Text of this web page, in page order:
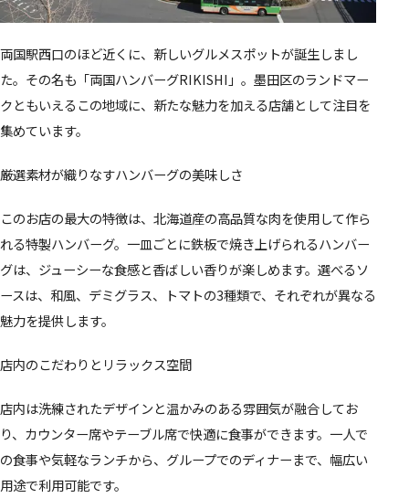
両国駅西口のほど近くに、新しいグルメスポットが誕生しまし
た。その名も「両国ハンバーグRIKISHI」。墨田区のランドマー
クともいえるこの地域に、新たな魅力を加える店舗として注目を
集めています。
厳選素材が織りなすハンバーグの美味しさ
このお店の最大の特徴は、北海道産の高品質な肉を使用して作ら
れる特製ハンバーグ。一皿ごとに鉄板で焼き上げられるハンバー
グは、ジューシーな食感と香ばしい香りが楽しめます。選べるソ
ースは、和風、デミグラス、トマトの3種類で、それぞれが異なる
魅力を提供します。
店内のこだわりとリラックス空間
店内は洗練されたデザインと温かみのある雰囲気が融合してお
り、カウンター席やテーブル席で快適に食事ができます。一人で
の食事や気軽なランチから、グループでのディナーまで、幅広い
用途で利用可能です。